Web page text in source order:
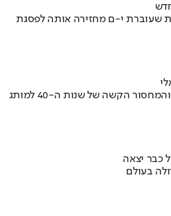
שעוברת י-ם מחזירה אותה לפסגת
איך אסם הפכה את תקופת הצנע והמחסור הקשה של שנות ה-40 למותג
כבר יצאה
בעולם